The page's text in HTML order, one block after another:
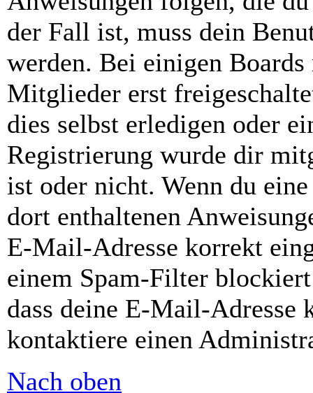
der Fall ist, muss dein
werden. Bei einigen Boards
Mitglieder erst
dies selbst erledigen oder
Registrierung wurde dir
ist oder nicht. Wenn du
dort enthaltenen
E-Mail-Adresse korrekt
einem Spam-Filter
dass deine E-Mail-Adresse
kontaktiere einen
Nach oben